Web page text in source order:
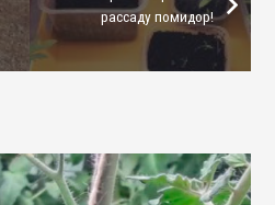
рассаду помидор!